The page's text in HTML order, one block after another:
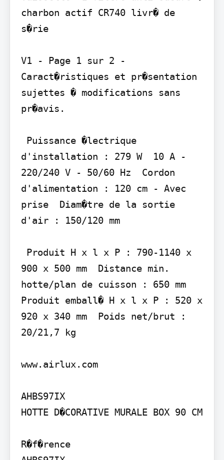
charbon actif CR740 livr� de
s�rie
V1 - Page 1 sur 2 -
Caract�ristiques et pr�sentation
sujettes � modifications sans
pr�avis.
d'installation : 279 W  10 A -
220/240 V - 50/60 Hz  Cordon
d'alimentation : 120 cm - Avec
prise  Diam�tre de la sortie
d'air : 150/120 mm
900 x 500 mm  Distance min.
hotte/plan de cuisson : 650 mm
Produit emball� H x l x P : 520 x
920 x 340 mm  Poids net/brut :
20/21,7 kg
www.airlux.com
AHBS97IX
HOTTE D�CORATIVE MURALE BOX 90 CM
R�f�rence